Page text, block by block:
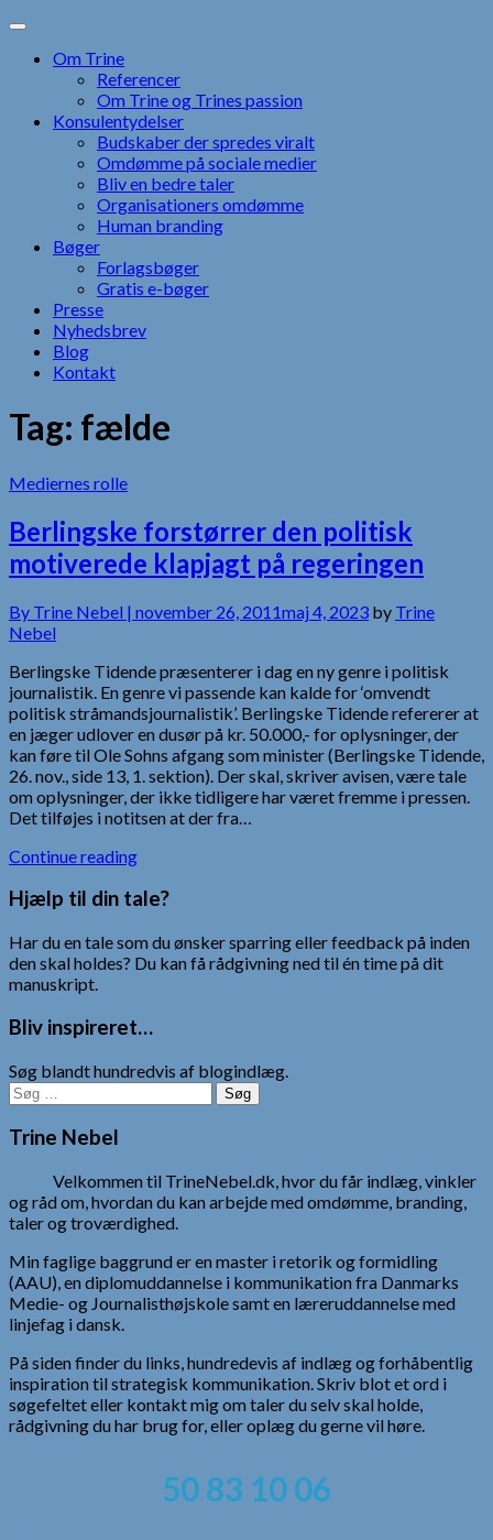
Skip
contentOm Trine
Referencer
Om Trine og Trines passion
Konsulentydelser
Budskaber der spredes viralt
Omdømme på sociale medier
Bliv en bedre taler
Organisationers omdømme
Human branding
Bøger
Forlagsbøger
Gratis e-bøger
Presse
Nyhedsbrev
Blog
Kontakt
Tag: fælde
Mediernes rolle
Berlingske forstørrer den politisk
motiverede klapjagt på regeringen
By Trine Nebel | november 26, 2011maj 4, 2023 by Trine
Nebel
Berlingske Tidende præsenterer i dag en ny genre i politisk
journalistik. En genre vi passende kan kalde for ‘omvendt
politisk stråmandsjournalistik’. Berlingske Tidende refererer at
en jæger udlover en dusør på kr. 50.000,- for oplysninger, der
kan føre til Ole Sohns afgang som minister (Berlingske Tidende,
26. nov., side 13, 1. sektion). Der skal, skriver avisen, være tale
om oplysninger, der ikke tidligere har været fremme i pressen.
Det tilføjes i notitsen at der fra…
Continue reading
Hjælp til din tale?
Har du en tale som du ønsker sparring eller feedback på inden
den skal holdes? Du kan få rådgivning ned til én time på dit
manuskript.
Bliv inspireret…
Søg blandt hundredvis af blogindlæg.
Søg
efter:
Trine Nebel
Velkommen til TrineNebel.dk, hvor du får indlæg, vinkler
og råd om, hvordan du kan arbejde med omdømme, branding,
taler og troværdighed.
Min faglige baggrund er en master i retorik og formidling
(AAU), en diplomuddannelse i kommunikation fra Danmarks
Medie- og Journalisthøjskole samt en læreruddannelse med
linjefag i dansk.
På siden finder du links, hundredevis af indlæg og forhåbentlig
inspiration til strategisk kommunikation. Skriv blot et ord i
søgefeltet eller kontakt mig om taler du selv skal holde,
rådgivning du har brug for, eller oplæg du gerne vil høre.
50 83 10 06